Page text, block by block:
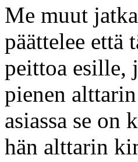
Me muut
päättelee että
peittoa esille,
pienen
asiassa se on
hän alttarin